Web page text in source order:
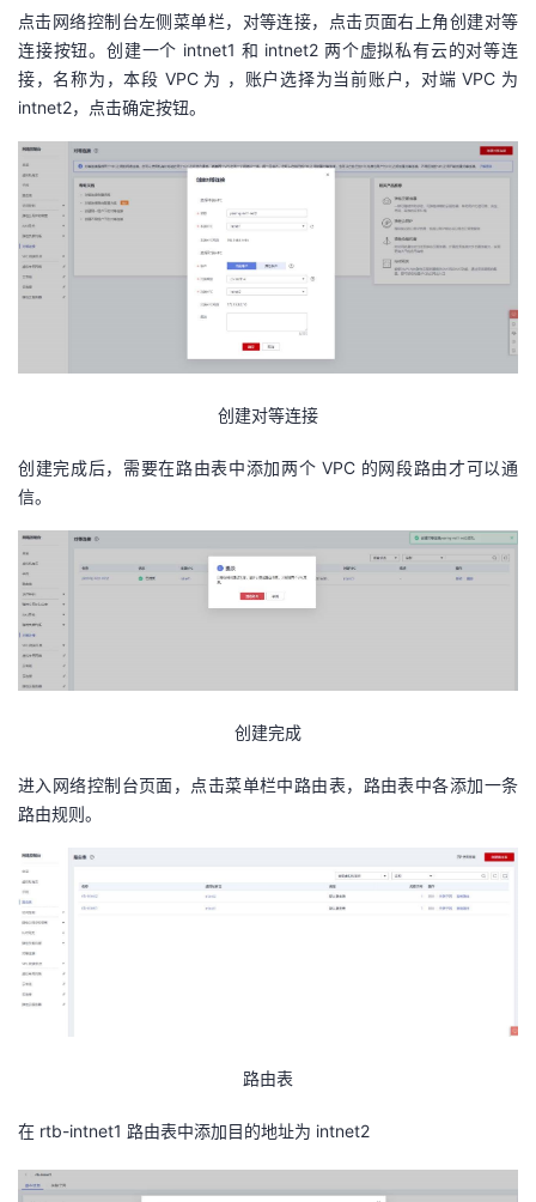
点击网络控制台左侧菜单栏，对等连接，点击页面右上角创建对等
连接按钮。创建一个 intnet1 和 intnet2 两个虚拟私有云的对等连
接，名称为，本段 VPC 为 ，账户选择为当前账户，对端 VPC 为
intnet2，点击确定按钮。
创建对等连接
创建完成后，需要在路由表中添加两个 VPC 的网段路由才可以通
信。
创建完成
进入网络控制台页面，点击菜单栏中路由表，路由表中各添加一条
路由规则。
路由表
在 rtb-intnet1 路由表中添加目的地址为 intnet2